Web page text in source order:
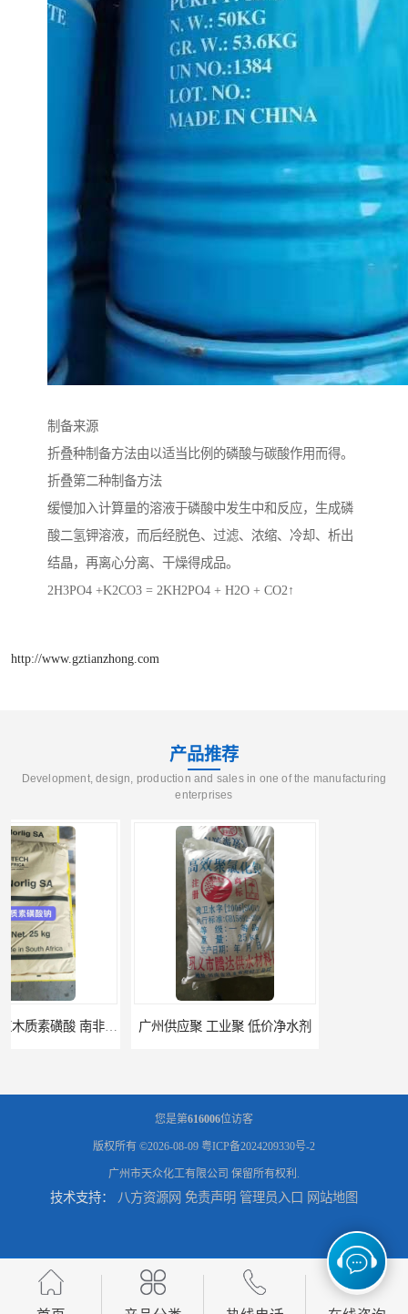
制备来源
折叠种制备方法由以适当比例的磷酸与碳酸作用而得。
折叠第二种制备方法
缓慢加入计算量的溶液于磷酸中发生中和反应，生成磷
酸二氢钾溶液，而后经脱色、过滤、浓缩、冷却、析出
结晶，再离心分离、干燥得成品。
2H3PO4 +K2CO3 = 2KH2PO4 + H2O + CO2↑
http://www.gztianzhong.com
产品推荐
Development, design, production and sales in one of the manufacturing
enterprises
广州供应聚 工业聚 低价净水剂
供应碳酸 工业小苏打 供应湖北双环纯碱 碳酸 高含量纯碱
您是第616006位访客
版权所有 ©2026-08-09 粤ICP备2024209330号-2
广州市天众化工有限公司 保留所有权利.
技术支持： 八方资源网 免责声明 管理员入口 网站地图